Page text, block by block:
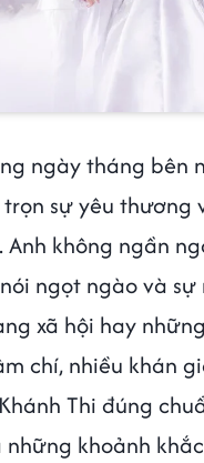
ngày tháng bên
sự yêu thương
Anh không ngần
ngọt ngào và sự
xã hội hay
chí, nhiều khán
Thi đúng
khoảnh